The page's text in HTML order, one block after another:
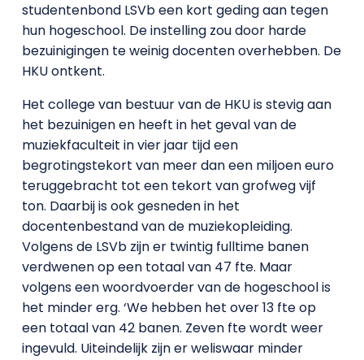
studentenbond LSVb een kort geding aan tegen
hun hogeschool. De instelling zou door harde
bezuinigingen te weinig docenten overhebben. De
HKU ontkent.
Het college van bestuur van de HKU is stevig aan
het bezuinigen en heeft in het geval van de
muziekfaculteit in vier jaar tijd een
begrotingstekort van meer dan een miljoen euro
teruggebracht tot een tekort van grofweg vijf
ton. Daarbij is ook gesneden in het
docentenbestand van de muziekopleiding.
Volgens de LSVb zijn er twintig fulltime banen
verdwenen op een totaal van 47 fte. Maar
volgens een woordvoerder van de hogeschool is
het minder erg. ‘We hebben het over 13 fte op
een totaal van 42 banen. Zeven fte wordt weer
ingevuld. Uiteindelijk zijn er weliswaar minder